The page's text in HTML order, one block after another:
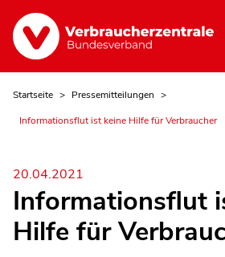
Startseite
Pressemitteilungen
Informationsflut ist keine Hilfe für Verbraucher
20.04.2021
Informationsflut
Hilfe für